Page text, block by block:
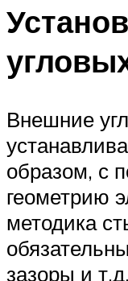
Внешние
образом, с
геометрию
методика
зазоры и